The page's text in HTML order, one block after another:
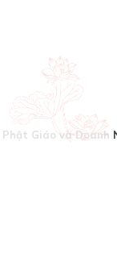
Phật Giáo và Doanh